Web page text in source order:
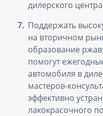
дилерского центра
Поддержать
на вторичном
образование
помогут
автомобиля в
мастеров-
эффективно
лакокрасочного